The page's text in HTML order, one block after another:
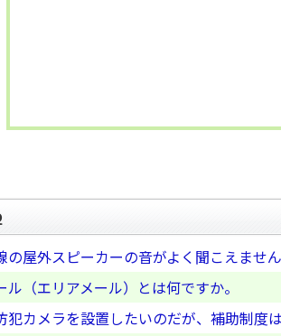
の屋外スピーカーの音がよく聞こえませ
ル（エリアメール）とは何ですか。
犯カメラを設置したいのだが、補助制度